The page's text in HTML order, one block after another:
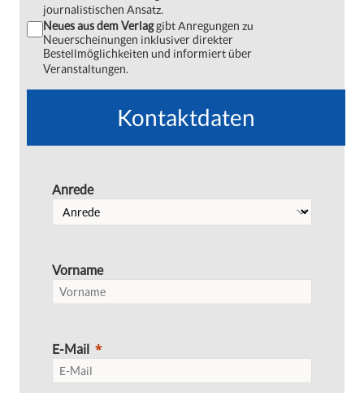
journalistischen Ansatz.
Neues aus dem Verlaggibt Anregungen zu
Neuerscheinungen inklusiver direkter
Bestellmöglichkeiten und informiert über
Veranstaltungen.
Kontaktdaten
Anrede
Vorname
E-Mail